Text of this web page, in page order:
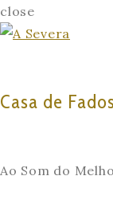
close
Casa de
Ao Som do